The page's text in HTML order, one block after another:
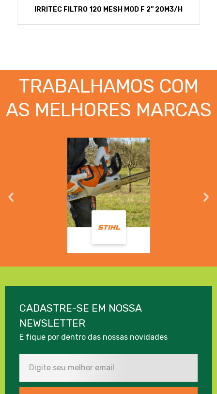
IRRITEC FILTRO 120 MESH MOD F 2” 20M3/H
TRABALHAMOS COM
AS MELHORES MARCAS
CADASTRE-SE EM NOSSA
NEWSLETTER
E fique por dentro das nossas novidades